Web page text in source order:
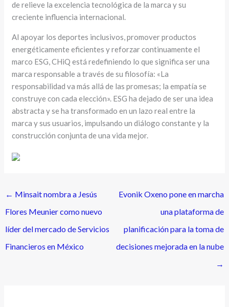
de relieve la excelencia tecnológica de la marca y su
creciente influencia internacional.
Al apoyar los deportes inclusivos, promover productos
energéticamente eficientes y reforzar continuamente el
marco ESG, CHiQ está redefiniendo lo que significa ser una
marca responsable a través de su filosofía: «La
responsabilidad va más allá de las promesas; la empatía se
construye con cada elección». ESG ha dejado de ser una idea
abstracta y se ha transformado en un lazo real entre la
marca y sus usuarios, impulsando un diálogo constante y la
construcción conjunta de una vida mejor.
← Minsait nombra a Jesús
Flores Meunier como nuevo
líder del mercado de Servicios
Financieros en México
Evonik Oxeno pone en marcha
una plataforma de
planificación para la toma de
decisiones mejorada en la nube
→